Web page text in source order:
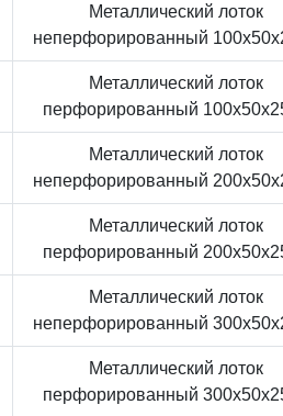
Металлический лоток
неперфорированный
Металлический лоток
перфорированный
Металлический лоток
неперфорированный
Металлический лоток
перфорированный
Металлический лоток
неперфорированный
Металлический лоток
перфорированный